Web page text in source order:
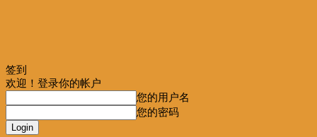
签到
欢迎！登录你的帐户
您的用户名
您的密码